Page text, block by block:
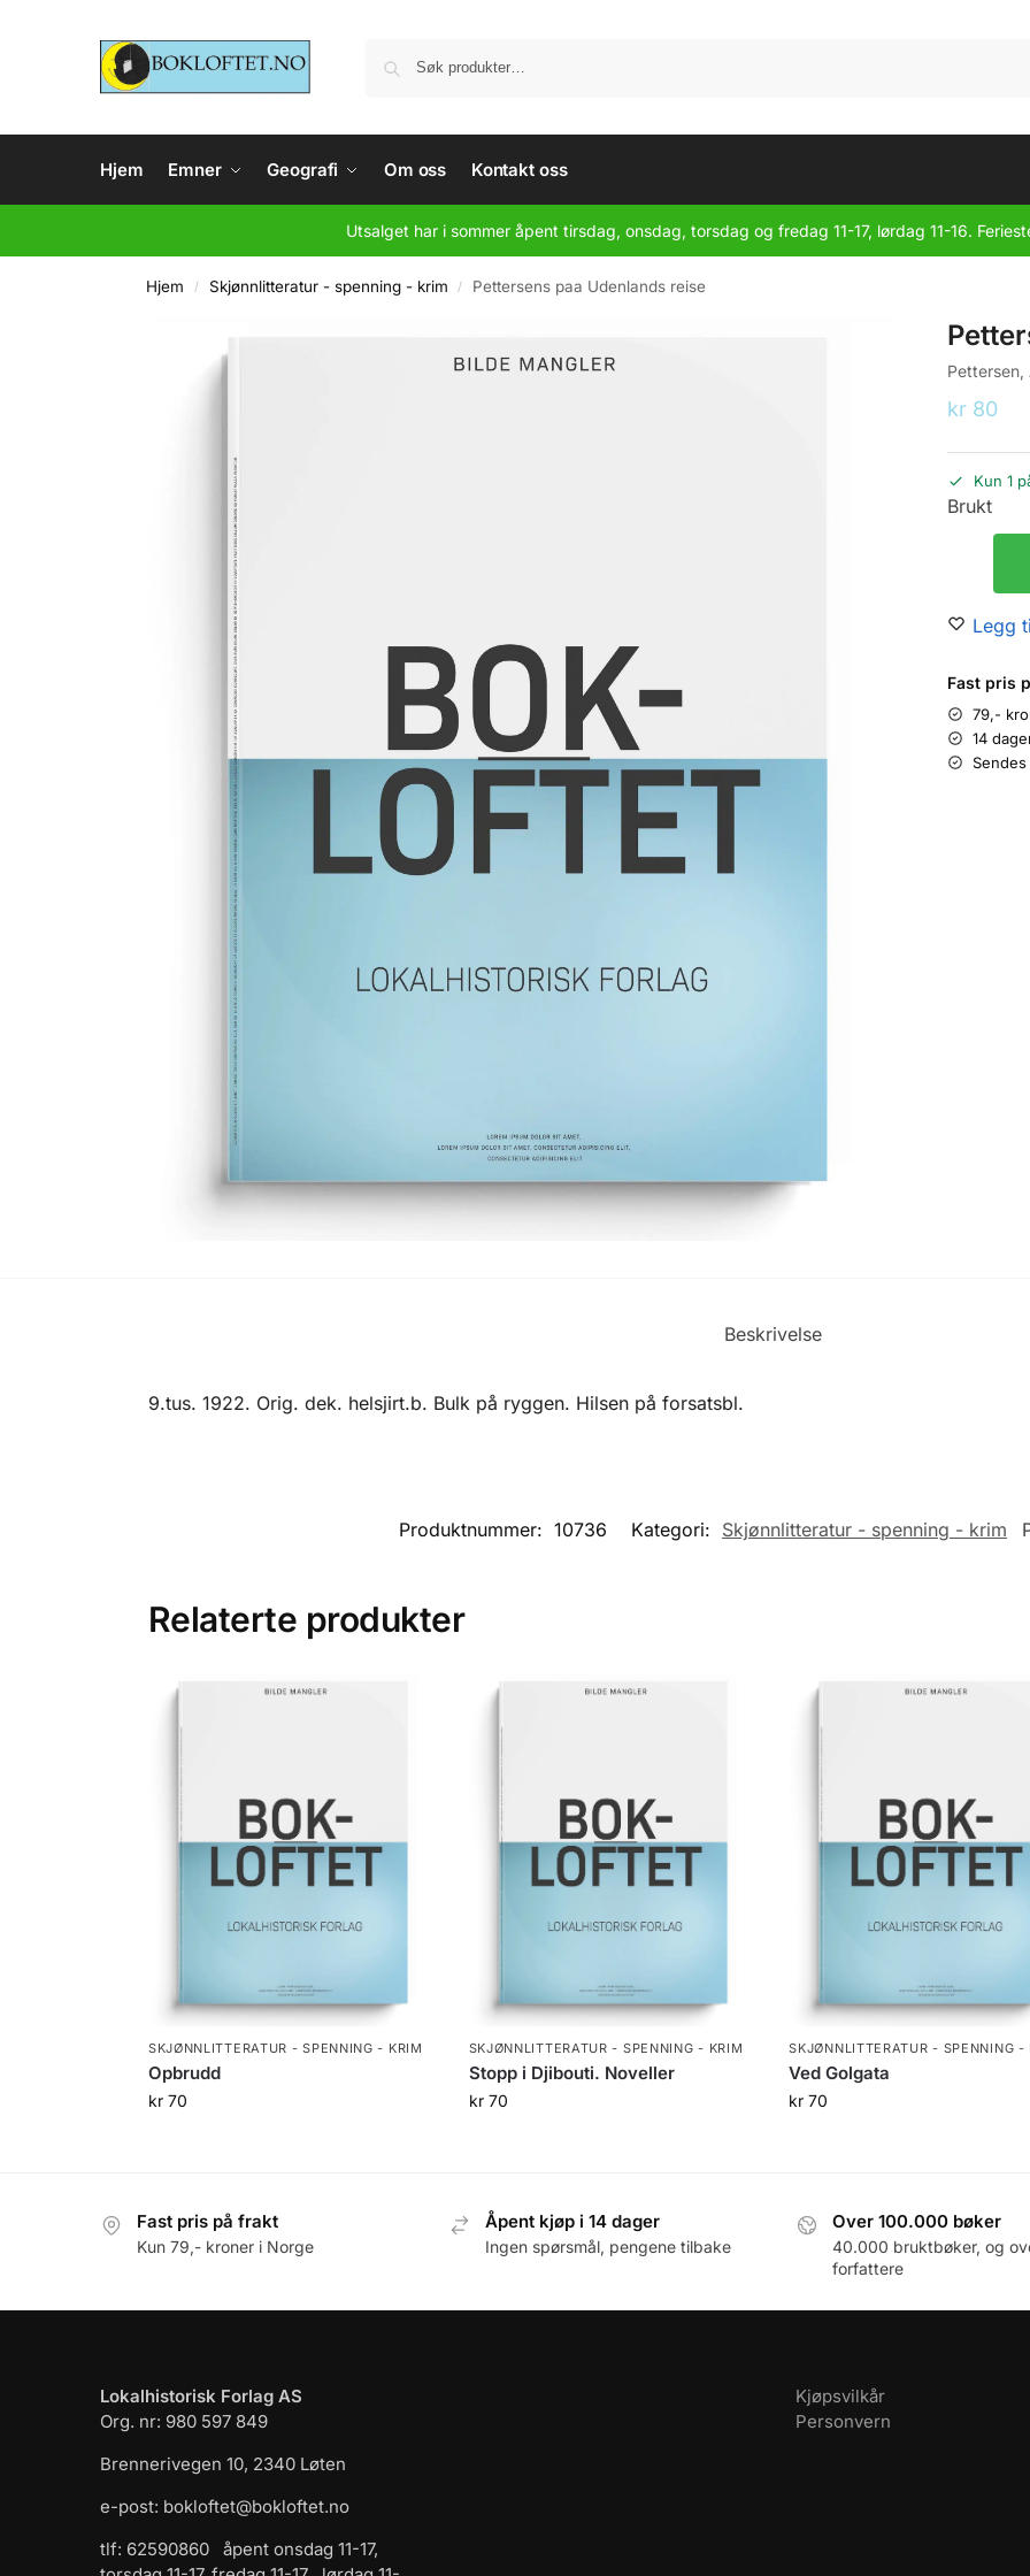
Hjem Emner Geografi Om oss Kontakt oss
Utsalget har i sommer åpent tirsdag, onsdag, torsdag og fredag 11-17, lørdag 11-16.
Hjem / Skjønnlitteratur - spenning - krim / Pettersens paa Udenlands reise
Pettersen,
kr 80
Kun 1
Brukt
Legg
Fast pris
79,-
14
Beskrivelse
9.tus. 1922. Orig. dek. helsjirt.b. Bulk på ryggen. Hilsen på forsatsbl.
Produktnummer: 10736 Kategori: Skjønnlitteratur - spenning - krim
Relaterte produkter
SKJØNNLITTERATUR - SPENNING - KRIM
Opbrudd
kr70
SKJØNNLITTERATUR - SPENNING - KRIM
Stopp i Djibouti. Noveller
kr70
SKJØNNLITTERATUR - SPENNING -
Ved Golgata
kr 70
Fast pris på frakt
Kun 79,- kroner i Norge
Åpent kjøp i 14 dager
Ingen spørsmål, pengene tilbake
Over 100.000 bøker
40.000 bruktbøker, og
forfattere
Lokalhistorisk Forlag AS
Org. nr: 980 597 849
Brennerivegen 10, 2340 Løten
e-post: bokloftet@bokloftet.no
tlf: 62590860 åpent onsdag 11-17,
Kjøpsvilkår
Personvern